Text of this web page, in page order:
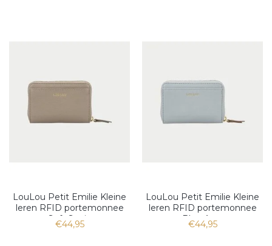
LouLou Petit Emilie Kleine
leren RFID portemonnee
Soft Sepia
€44,95
LouLou Petit Emilie Kleine
leren RFID portemonnee
Blue Aura
€44,95